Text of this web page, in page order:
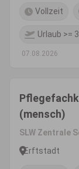
Vollzeit
Urlaub >=
07.08.2026
(mensch)
SLW Zentrale
Erftstadt